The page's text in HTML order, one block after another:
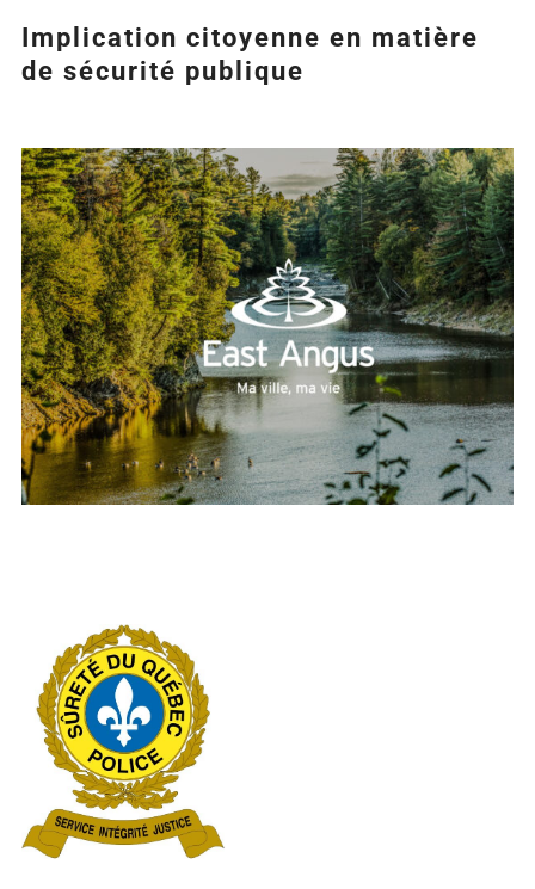
Implication citoyenne en matière
de sécurité publique
Agrandir
l&apos;image